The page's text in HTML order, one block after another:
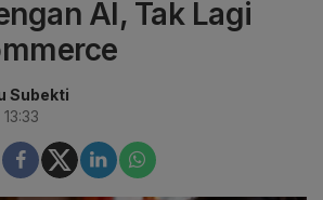
AI, Tak Lagi
Subekti